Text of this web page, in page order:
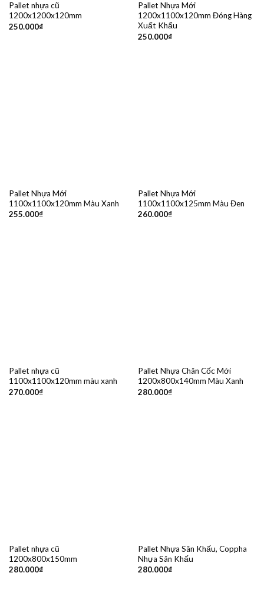
Pallet nhựa cũ
1200x1200x120mm
250.000₫
Pallet Nhựa Mới
1200x1100x120mm Đóng Hàng
Xuất Khẩu
250.000₫
Pallet Nhựa Mới
1100x1100x120mm Màu Xanh
255.000₫
Pallet Nhựa Mới
1100x1100x125mm Màu Đen
260.000₫
Pallet nhựa cũ
1100x1100x120mm màu xanh
270.000₫
Pallet Nhựa Chân Cốc Mới
1200x800x140mm Màu Xanh
280.000₫
Pallet nhựa cũ
1200x800x150mm
280.000₫
Pallet Nhựa Sân Khấu, Coppha
Nhựa Sân Khấu
280.000₫